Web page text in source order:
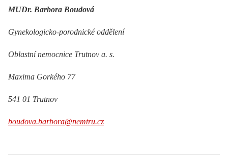
MUDr. Barbora Boudová
Gynekologicko-porodnické oddělení
Oblastní nemocnice Trutnov a. s.
Maxima Gorkého 77
541 01 Trutnov
boudova.barbora@nemtru.cz